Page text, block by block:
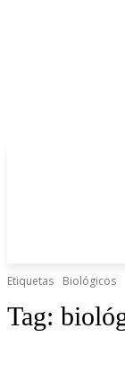
Etiquetas Biológicos
Tag: